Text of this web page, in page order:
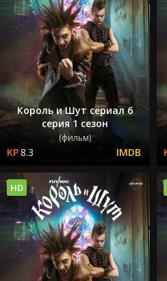
Король и Шут сериал 6
серия 1 сезон
(фильм)
8.3
HD